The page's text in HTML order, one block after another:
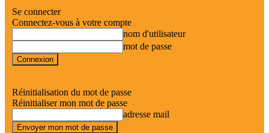
Se connecter
Connectez-vous à votre compte
nom d'utilisateur
mot de passe
Réinitialisation du mot de passe
Réinitialiser mon mot de passe
adresse mail